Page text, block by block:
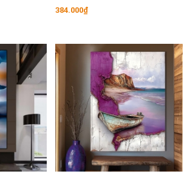
384.000₫